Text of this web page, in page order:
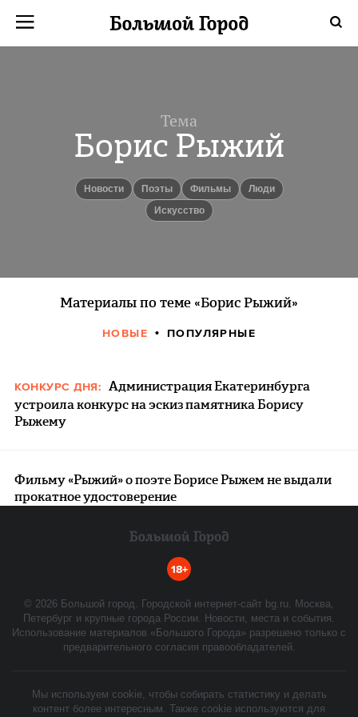
Тема
Борис Рыжий
новости поэты фильмы
люди
Искусство
Материалы по теме «Борис Рыжий»
НОВЫЕ ПОПУЛЯРНЫЕ
КОНКУРС ДНЯ: Администрация Екатеринбурга
устроила конкурс на эскиз памятника Борису
Рыжему
Фильму «Рыжий» о поэте Борисе Рыжем не выдали
прокатное удостоверение
18+
© 2026 Большой город. Городской интернет-сайт bg.ru. Москва,
Петербург и крупные города России. Новости, места и события.
Использование материалов «Большого Города» разрешено только с
предварительного согласия правообладателей.
Мы используем cookie, чтобы собирать статистику и делать
контент более интересным. Также cookie используются для